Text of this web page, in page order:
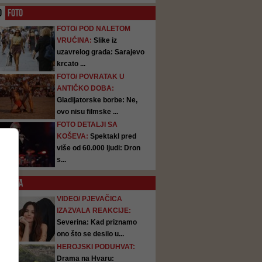
FOTO
FOTO/ POD NALETOM
VRUĆINA: Slike iz
uzavrelog grada: Sarajevo
krcato ...
FOTO/ POVRATAK U
ANTIČKO DOBA:
Gladijatorske borbe: Ne,
ovo nisu filmske ...
FOTO DETALJI SA
KOŠEVA: Spektakl pred
više od 60.000 ljudi: Dron
s...
SATA
VIDEO/ PJEVAČICA
IZAZVALA REAKCIJE:
Severina: Kad priznamo
ono što se desilo u...
HEROJSKI PODUHVAT:
Drama na Hvaru: